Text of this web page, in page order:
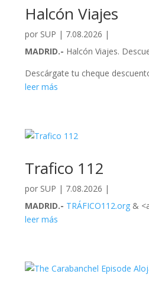
Halcón Viajes
por SUP | 7.08.2026 |
MADRID.- Halcón Viajes.
Descárgate tu cheque
leer más
Trafico 112
por SUP | 7.08.2026 |
MADRID.- TRÁFICO112.org &
leer más